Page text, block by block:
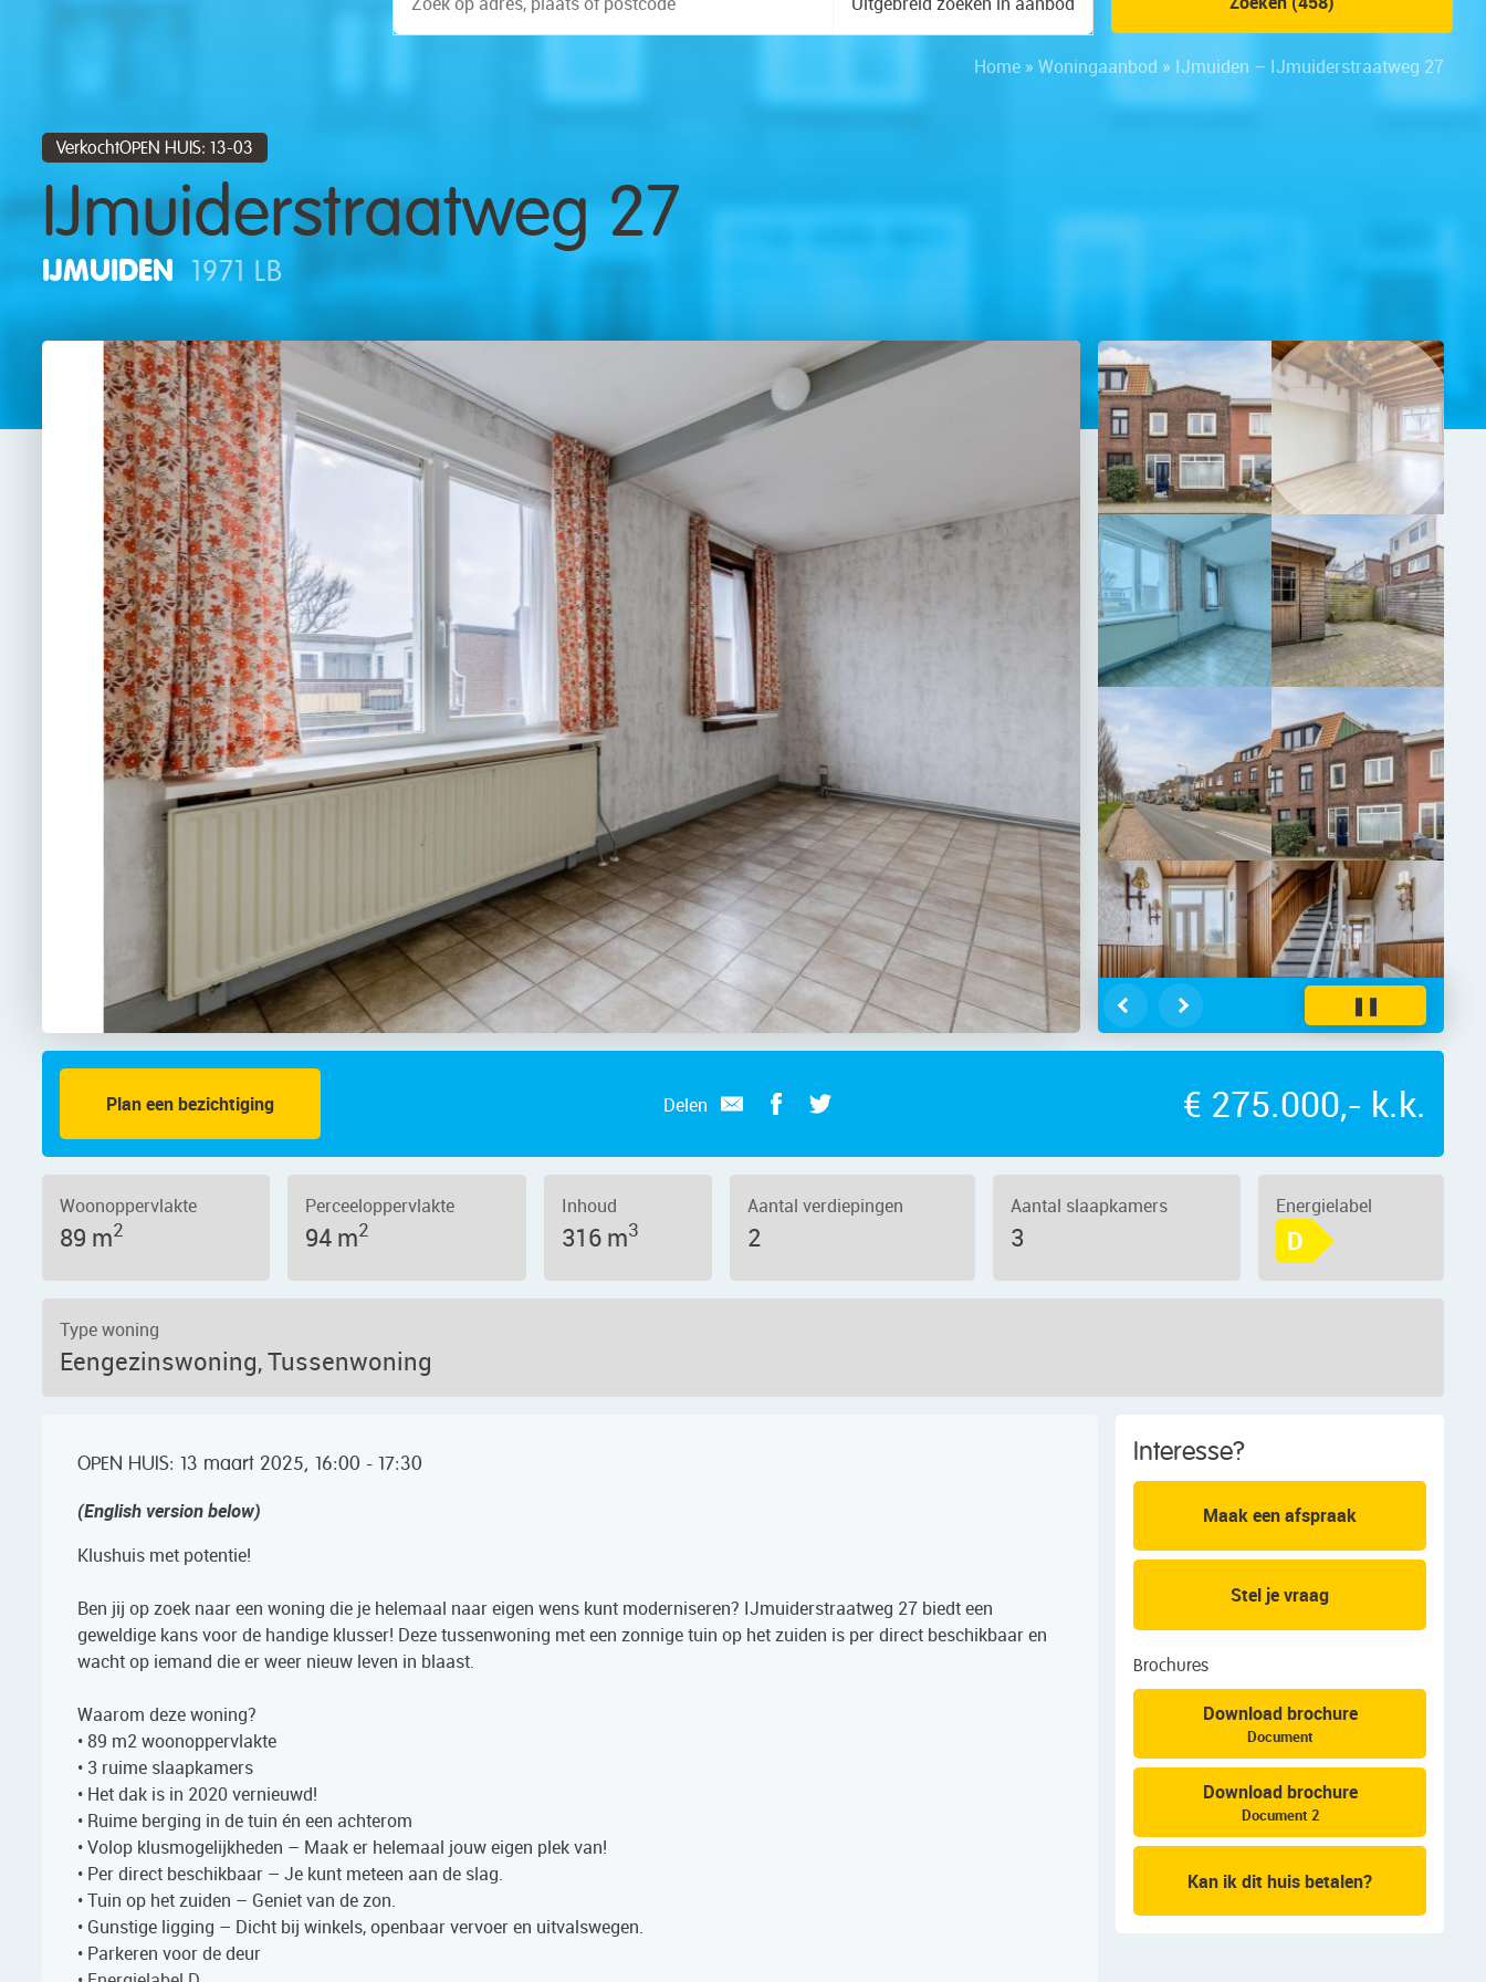
Home » Woningaanbod » IJmuiden – IJmuiderstraatweg 27
VerkochtOPEN HUIS: 13-03
IJmuiderstraatweg 27
IJMUIDEN 1971 LB
– Foto 2
❚❚
Plan een bezichtiging Delen € 275.000,- k.k.
Woonoppervlakte
89 m2
Perceeloppervlakte
94 m2
Inhoud
316 m3
Aantal verdiepingen
2
Aantal slaapkamers
3
Energielabel
D
Type woning
Eengezinswoning, Tussenwoning
OPEN HUIS: 13 maart 2025, 16:00 - 17:30
(English version below)
Klushuis met potentie!
Ben jij op zoek naar een woning die je helemaal naar eigen wens kunt moderniseren? IJmuiderstraatweg 27 biedt een
geweldige kans voor de handige klusser! Deze tussenwoning met een zonnige tuin op het zuiden is per direct beschikbaar en
wacht op iemand die er weer nieuw leven in blaast.
Waarom deze woning?
• 89 m2 woonoppervlakte
• 3 ruime slaapkamers
• Het dak is in 2020 vernieuwd!
• Ruime berging in de tuin én een achterom
• Volop klusmogelijkheden – Maak er helemaal jouw eigen plek van!
• Per direct beschikbaar – Je kunt meteen aan de slag.
• Tuin op het zuiden – Geniet van de zon.
• Gunstige ligging – Dicht bij winkels, openbaar vervoer en uitvalswegen.
• Parkeren voor de deur
Interesse?
Maak een afspraak
Stel je vraag
Brochures
Download brochure
Document
Download brochure
Document 2
Kan ik dit huis betalen?